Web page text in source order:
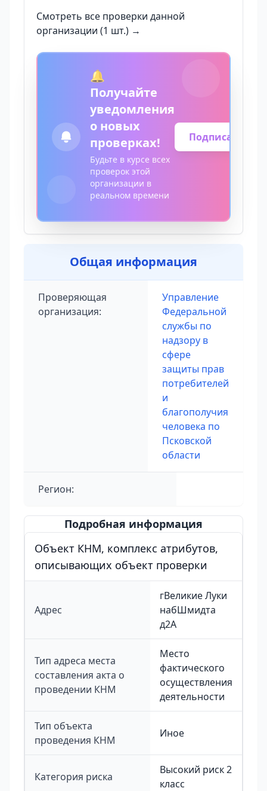
Смотреть все проверки данной
организации (1 шт.) →
🔔
Получайте
уведомления
о новых
проверках!
Будьте в курсе всех
проверок этой
организации в
реальном времени
Подписаться
Общая информация
Проверяющая
организация:
Управление
Федеральной
службы по
надзору в
сфере
защиты прав
потребителей
и
благополучия
человека по
Псковской
области
Регион:
Подробная информация
Объект КНМ, комплекс атрибутов,
описывающих объект проверки
Адрес
гВеликие Луки
набШмидта
д2А
Тип адреса места
составления акта о
проведении КНМ
Место
фактического
осуществления
деятельности
Тип объекта
проведения КНМ
Иное
Категория риска
Высокий риск 2
класс